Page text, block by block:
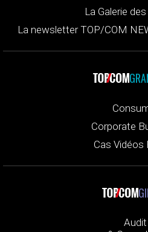
La Galerie
La newsletter TOP/COM
Corporate
Cas Vidéos
Audit